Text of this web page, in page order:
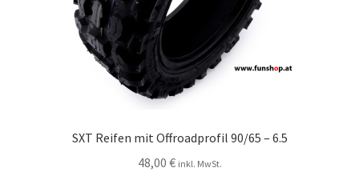
SXT Reifen mit Offroadprofil 90/65 – 6.5
48,00 € inkl. MwSt.